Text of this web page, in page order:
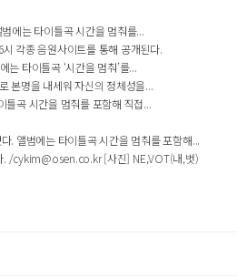
에는 타이틀곡 시간을 멈춰를...
각종 음원사이트를 통해 공개된다.
는 타이틀곡 ‘시간을 멈춰’를...
본명을 내세워 자신의 정체성을...
틀곡 시간을 멈춰를 포함해 직접...
. 앨범에는 타이틀곡 시간을 멈춰를 포함해...
. /cykim@osen.co.kr [사진] NE,VOT(내,벗)